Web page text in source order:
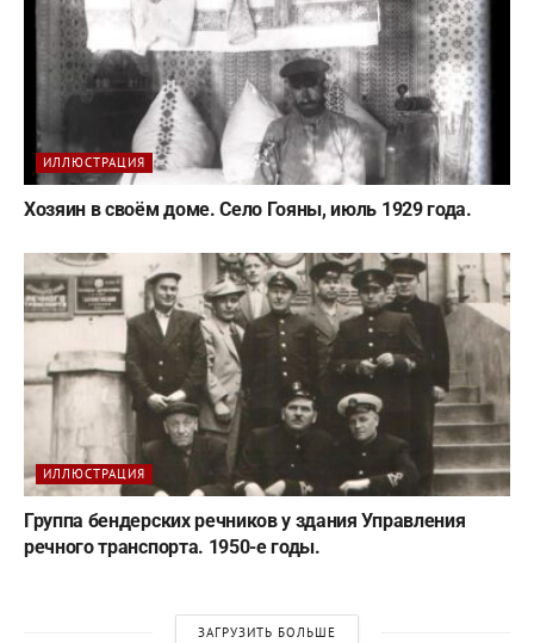
ИЛЛЮСТРАЦИЯ
Хозяин в своём доме. Село Гояны, июль 1929 года.
ИЛЛЮСТРАЦИЯ
Группа бендерских речников у здания Управления
речного транспорта. 1950-е годы.
ЗАГРУЗИТЬ БОЛЬШЕ